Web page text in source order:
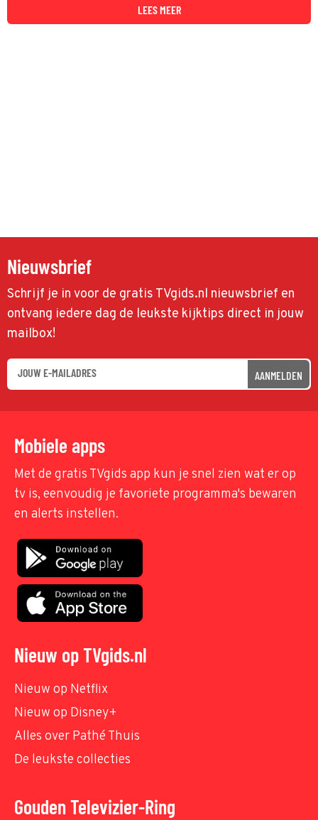
LEES MEER
Nieuwsbrief
Schrijf je in voor de gratis TVgids.nl nieuwsbrief en
ontvang iedere dag de leukste kijktips direct in jouw
mailbox!
AANMELDEN
Mobiele apps
Met de gratis TVgids app kun je snel zien wat er op
tv is, eenvoudig je favoriete programma's bewaren
en alerts instellen.
Nieuw op TVgids.nl
Nieuw op Netflix
Nieuw op Disney+
Alles over Pathé Thuis
De leukste collecties
Gouden Televizier-Ring